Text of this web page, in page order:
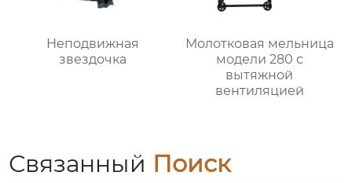
Неподвижная
звездочка
Молотковая мельница
модели 280 с
вытяжной
вентиляцией
Связанный Поиск